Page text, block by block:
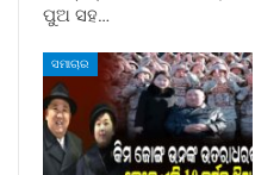
ପୁଅ ସହ…
ସମାଚାର